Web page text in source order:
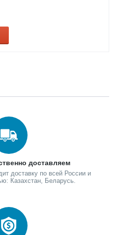
сроков эксплуатации. Bi-Cocos
реакций.
ткань на основе стопроцентного
которое обладает высокой
доставляем
доставку по всей России и
Казахстан, Беларусь.